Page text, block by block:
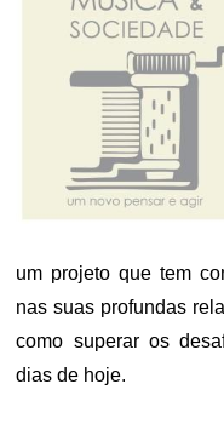
um projeto que tem
nas suas profundas
como superar os
dias de hoje.